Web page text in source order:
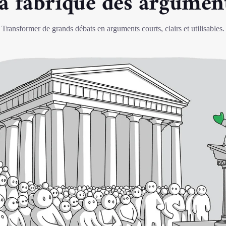
Transformer de grands débats en arguments courts, clairs et utilisables.